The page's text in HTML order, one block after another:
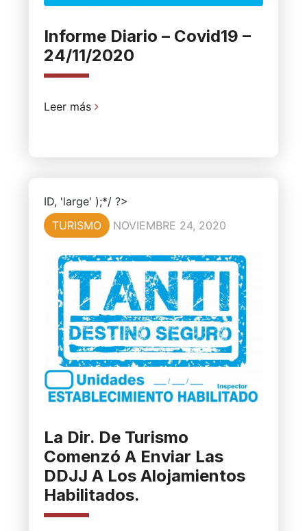
Informe Diario – Covid19 –
24/11/2020
Leer más
ID, 'large' );*/ ?>
TURISMO
NOVIEMBRE 24, 2020
La Dir. De Turismo
Comenzó A Enviar Las
DDJJ A Los Alojamientos
Habilitados.